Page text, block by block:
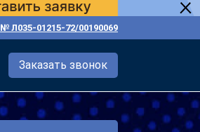
№ Л035-01215-72/00190069
Заказать звонок